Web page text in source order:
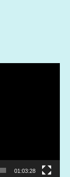
01:03:28